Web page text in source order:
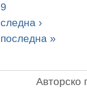
9
следна ›
последна »
Авторско